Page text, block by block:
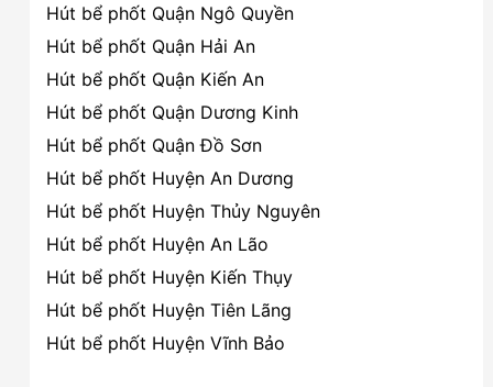
Hút bể phốt Quận Ngô Quyền
Hút bể phốt Quận Hải An
Hút bể phốt Quận Kiến An
Hút bể phốt Quận Dương Kinh
Hút bể phốt Quận Đồ Sơn
Hút bể phốt Huyện An Dương
Hút bể phốt Huyện Thủy Nguyên
Hút bể phốt Huyện An Lão
Hút bể phốt Huyện Kiến Thụy
Hút bể phốt Huyện Tiên Lãng
Hút bể phốt Huyện Vĩnh Bảo